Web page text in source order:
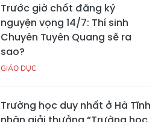
Trước giờ chốt đăng ký
nguyện vọng 14/7: Thí sinh
Chuyên Tuyên Quang sẽ ra
sao?
GIÁO DỤC
Trường học duy nhất ở Hà Tĩnh